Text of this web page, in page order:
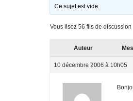
Ce sujet est vide.
Vous lisez 56 fils de discussion
Auteur
10 décembre 2006 à 10h05